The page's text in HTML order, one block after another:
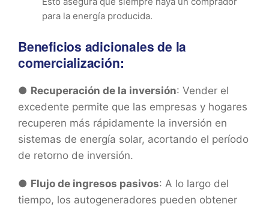
para la energía producida.
Beneficios adicionales de la
comercialización:
● Recuperación de la inversión: Vender el
excedente permite que las empresas y hogares
recuperen más rápidamente la inversión en
sistemas de energía solar, acortando el período
de retorno de inversión.
● Flujo de ingresos pasivos: A lo largo del
tiempo, los autogeneradores pueden obtener